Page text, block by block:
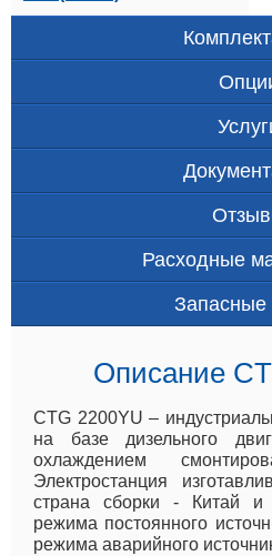
Расходные
Запасные
Описание
CTG 2200YU –
на базе дизельного
охлаждением
Электростанция
страна сборки - Китай и
режима постоянного
режима аварийного